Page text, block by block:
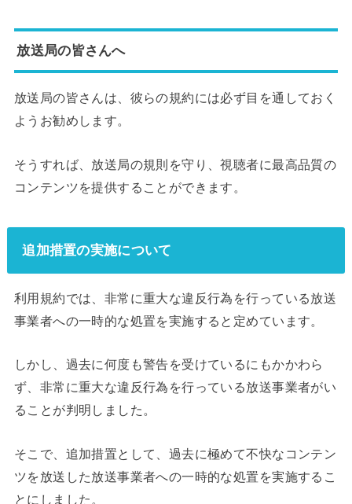
放送局の皆さんへ
放送局の皆さんは、彼らの規約には必ず目を通しておく
ようお勧めします。
そうすれば、放送局の規則を守り、視聴者に最高品質の
コンテンツを提供することができます。
追加措置の実施について
利用規約では、非常に重大な違反行為を行っている放送
事業者への一時的な処置を実施すると定めています。
しかし、過去に何度も警告を受けているにもかかわら
ず、非常に重大な違反行為を行っている放送事業者がい
ることが判明しました。
そこで、追加措置として、過去に極めて不快なコンテン
ツを放送した放送事業者への一時的な処置を実施するこ
とにしました。